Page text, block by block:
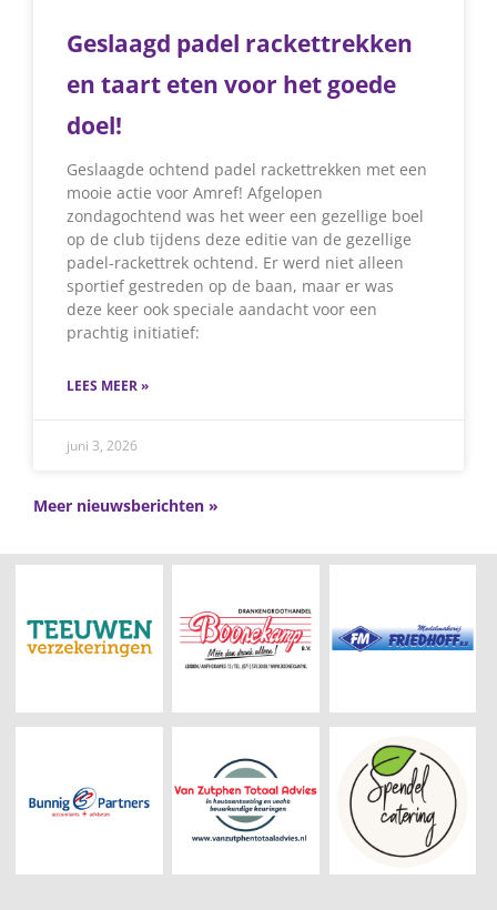
Geslaagd padel rackettrekken
en taart eten voor het goede
doel!
Geslaagde ochtend padel rackettrekken met een
mooie actie voor Amref! Afgelopen
zondagochtend was het weer een gezellige boel
op de club tijdens deze editie van de gezellige
padel-rackettrek ochtend. Er werd niet alleen
sportief gestreden op de baan, maar er was
deze keer ook speciale aandacht voor een
prachtig initiatief:
LEES MEER »
juni 3, 2026
Meer nieuwsberichten »